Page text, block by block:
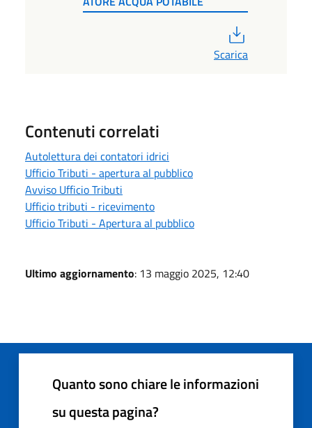
Scarica
Contenuti correlati
Autolettura dei contatori idrici
Ufficio Tributi - apertura al pubblico
Avviso Ufficio Tributi
Ufficio tributi - ricevimento
Ufficio Tributi - Apertura al pubblico
Ultimo aggiornamento: 13 maggio 2025, 12:40
Quanto sono chiare le informazioni
su questa pagina?